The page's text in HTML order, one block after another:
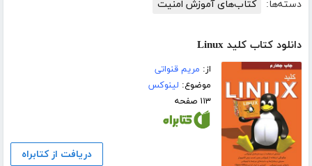
دسته‌ها: کتاب‌های آموزش امنیت
دانلود کتاب کلید Linux
از: مریم قنواتی
موضوع: لینوکس
۱۱۳ صفحه
دریافت از کتابراه